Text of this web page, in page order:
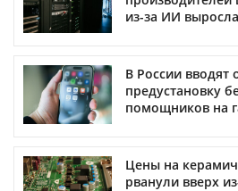
из-за ИИ
В России вводят
предустановку
помощников на
Цены на
рванули вверх